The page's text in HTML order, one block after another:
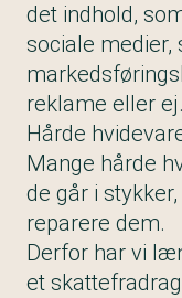
det indhold,
sociale medier,
reklame eller ej.
Hårde
Mange hårde
de går i
reparere dem.
Derfor har vi
et